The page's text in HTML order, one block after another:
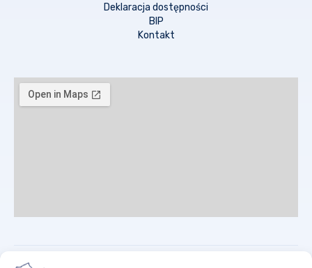
Deklaracja dostępności
BIP
Kontakt